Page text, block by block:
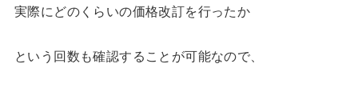
実際にどのくらいの価格改訂を行ったか
という回数も確認することが可能なので、